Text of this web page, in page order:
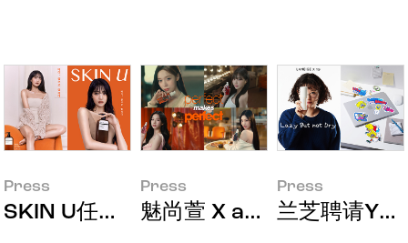
Press
SKIN U任命(G)I-DLE MINNIE为品牌大使
Press
魅尚萱 X aespa“七重精萃
Press
兰芝聘请